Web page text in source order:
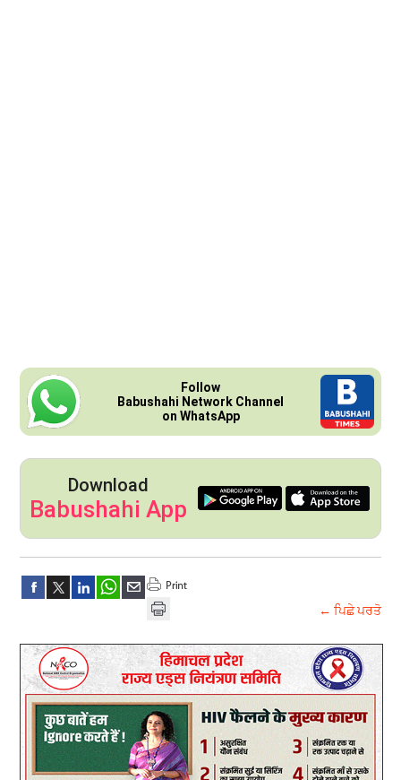
Follow
Babushahi Network Channel
on WhatsApp
Download
Babushahi App
← ਪਿਛੇ ਪਰਤੋ